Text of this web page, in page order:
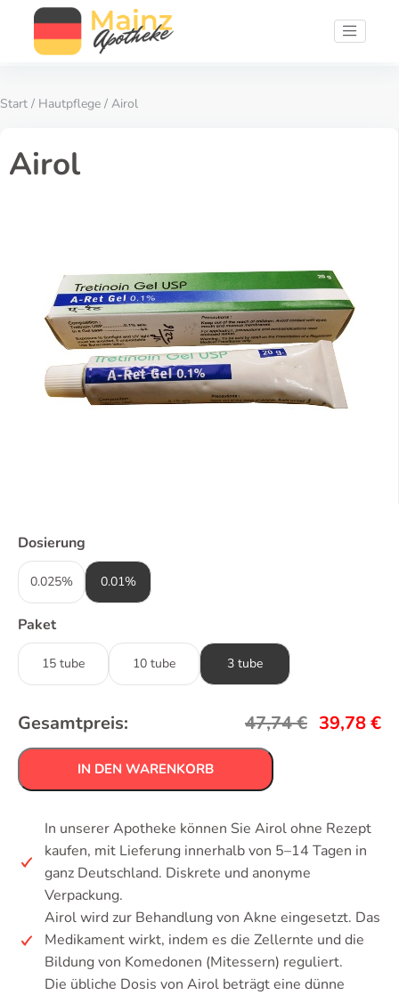
Start / Hautpflege / Airol
Airol
Dosierung
0.025% 0.01%
Paket
15 tube 10 tube 3 tube
Gesamtpreis: 47,74€ 39,78€
IN DEN WARENKORB
In unserer Apotheke können Sie Airol ohne Rezept
kaufen, mit Lieferung innerhalb von 5–14 Tagen in
ganz Deutschland. Diskrete und anonyme
Verpackung.
Airol wird zur Behandlung von Akne eingesetzt. Das
Medikament wirkt, indem es die Zellernte und die
Bildung von Komedonen (Mitessern) reguliert.
Die übliche Dosis von Airol beträgt eine dünne